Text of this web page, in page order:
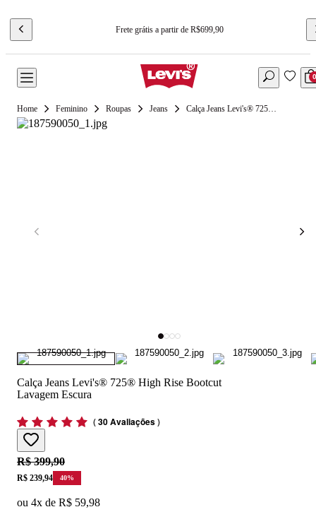
Frete grátis a partir de R$699,90
0
Feminino Roupas Jeans Calça Jeans Levi's® 725® High Rise Bootcut Lavagem Escura
Calça Jeans Levi's® 725® High Rise Bootcut
Lavagem Escura
(30 Avaliações)
Original price:
R$ 399,90
Price:
R$ 239,94 40%
ou 4x de R$ 59,98